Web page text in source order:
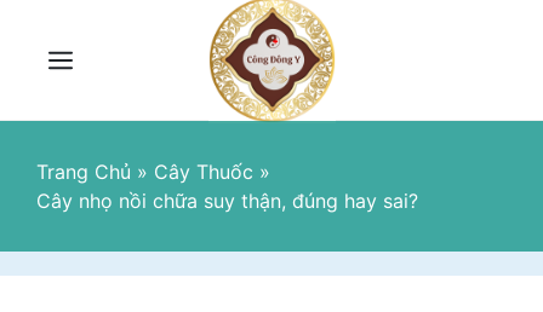
contentMenu
Trang Chủ » Cây Thuốc »
Cây nhọ nồi chữa suy thận, đúng hay sai?